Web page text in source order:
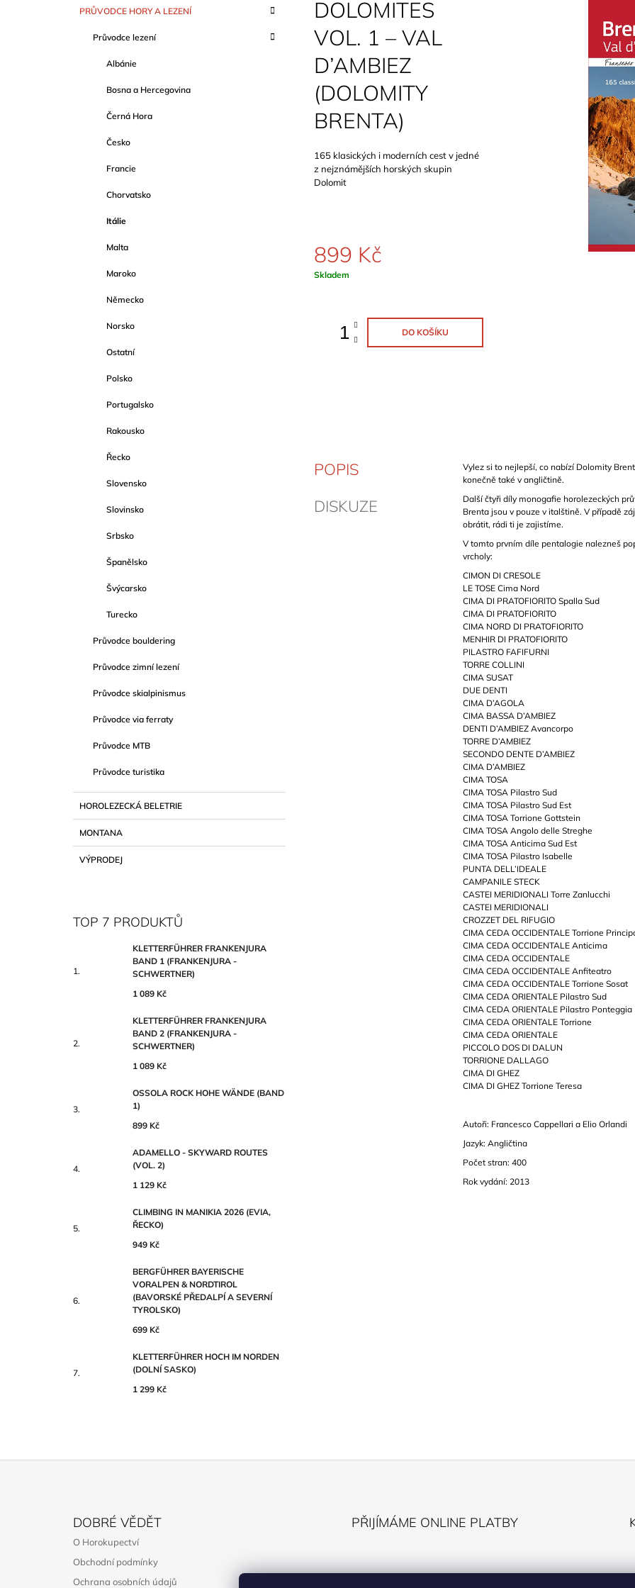
kategorie
APRŮVODCE HORY A LEZENÍ
Průvodce lezení
Albánie
Bosna a Hercegovina
Černá Hora
Česko
Francie
Chorvatsko
Itálie
Malta
Maroko
Německo
Norsko
Ostatní
Polsko
Portugalsko
Rakousko
Řecko
Slovensko
Slovinsko
Srbsko
Španělsko
Švýcarsko
Turecko
Průvodce bouldering
Průvodce zimní lezení
Průvodce skialpinismus
Průvodce via ferraty
Průvodce MTB
Průvodce turistika
HOROLEZECKÁ BELETRIE
MONTANA
VÝPRODEJ
TOP 7 PRODUKTŮ
KLETTERFÜHRER FRANKENJURA
BAND 1 (FRANKENJURA -
SCHWERTNER)
1 089 Kč
KLETTERFÜHRER FRANKENJURA
BAND 2 (FRANKENJURA -
SCHWERTNER)
1 089 Kč
OSSOLA ROCK HOHE WÄNDE (BAND
1)
899 Kč
ADAMELLO - SKYWARD ROUTES
(VOL. 2)
1 129 Kč
CLIMBING IN MANIKIA 2026 (EVIA,
ŘECKO)
949 Kč
BERGFÜHRER BAYERISCHE
VORALPEN & NORDTIROL
(BAVORSKÉ PŘEDALPÍ A SEVERNÍ
TYROLSKO)
699 Kč
KLETTERFÜHRER HOCH IM NORDEN
(DOLNÍ SASKO)
1 299 Kč
DOLOMITES
VOL. 1 – VAL
D’AMBIEZ
(DOLOMITY
BRENTA)
165 klasických i moderních cest v jedné
z nejznámějších horských skupin
Dolomit
899 Kč
Měrná
Skladem
DO KOŠÍKU
POPIS
DISKUZE
Vylez si to nejlepší, co nabízí Dolomity
konečně také v angličtině.
Další čtyři díly monogafie horolezeckých
Brenta jsou v pouze v italštině. V případě
obrátit, rádi ti je zajistíme.
V tomto prvním díle pentalogie nalezneš
vrcholy:
CIMON DI CRESOLE
LE TOSE Cima Nord
CIMA DI PRATOFIORITO Spalla Sud
CIMA DI PRATOFIORITO
CIMA NORD DI PRATOFIORITO
MENHIR DI PRATOFIORITO
PILASTRO FAFIFURNI
TORRE COLLINI
CIMA SUSAT
DUE DENTI
CIMA D’AGOLA
CIMA BASSA D’AMBIEZ
DENTI D’AMBIEZ Avancorpo
TORRE D’AMBIEZ
SECONDO DENTE D’AMBIEZ
CIMA D’AMBIEZ
CIMA TOSA
CIMA TOSA Pilastro Sud
CIMA TOSA Pilastro Sud Est
CIMA TOSA Torrione Gottstein
CIMA TOSA Angolo delle Streghe
CIMA TOSA Anticima Sud Est
CIMA TOSA Pilastro Isabelle
PUNTA DELL’IDEALE
CAMPANILE STECK
CASTEI MERIDIONALI Torre Zanlucchi
CASTEI MERIDIONALI
CROZZET DEL RIFUGIO
CIMA CEDA OCCIDENTALE Torrione
CIMA CEDA OCCIDENTALE Anticima
CIMA CEDA OCCIDENTALE
CIMA CEDA OCCIDENTALE Anfiteatro
CIMA CEDA OCCIDENTALE Torrione Sosat
CIMA CEDA ORIENTALE Pilastro Sud
CIMA CEDA ORIENTALE Pilastro Ponteggia
CIMA CEDA ORIENTALE Torrione
CIMA CEDA ORIENTALE
PICCOLO DOS DI DALUN
TORRIONE DALLAGO
CIMA DI GHEZ
CIMA DI GHEZ Torrione Teresa
Autoři: Francesco Cappellari a Elio Orlandi
Jazyk: Angličtina
Počet stran: 400
Rok vydání: 2013
1 089 Kč
DOBRÉ VĚDĚT
O Horokupectví
Obchodní podmínky
Ochrana osobních údajů
PŘIJÍMÁME ONLINE PLATBY